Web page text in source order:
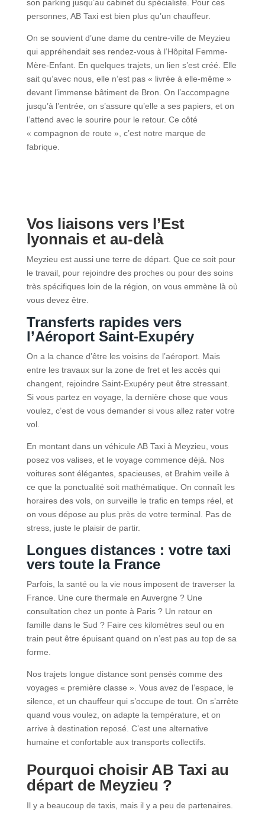
son parking jusqu’au cabinet du spécialiste. Pour ces
personnes, AB Taxi est bien plus qu’un chauffeur.
On se souvient d’une dame du centre-ville de Meyzieu
qui appréhendait ses rendez-vous à l’Hôpital Femme-
Mère-Enfant. En quelques trajets, un lien s’est créé. Elle
sait qu’avec nous, elle n’est pas « livrée à elle-même »
devant l’immense bâtiment de Bron. On l’accompagne
jusqu’à l’entrée, on s’assure qu’elle a ses papiers, et on
l’attend avec le sourire pour le retour. Ce côté
« compagnon de route », c’est notre marque de
fabrique.
Vos liaisons vers l’Est
lyonnais et au-delà
Meyzieu est aussi une terre de départ. Que ce soit pour
le travail, pour rejoindre des proches ou pour des soins
très spécifiques loin de la région, on vous emmène là où
vous devez être.
Transferts rapides vers
l’Aéroport Saint-Exupéry
On a la chance d’être les voisins de l’aéroport. Mais
entre les travaux sur la zone de fret et les accès qui
changent, rejoindre Saint-Exupéry peut être stressant.
Si vous partez en voyage, la dernière chose que vous
voulez, c’est de vous demander si vous allez rater votre
vol.
En montant dans un véhicule AB Taxi à Meyzieu, vous
posez vos valises, et le voyage commence déjà. Nos
voitures sont élégantes, spacieuses, et Brahim veille à
ce que la ponctualité soit mathématique. On connaît les
horaires des vols, on surveille le trafic en temps réel, et
on vous dépose au plus près de votre terminal. Pas de
stress, juste le plaisir de partir.
Longues distances : votre taxi
vers toute la France
Parfois, la santé ou la vie nous imposent de traverser la
France. Une cure thermale en Auvergne ? Une
consultation chez un ponte à Paris ? Un retour en
famille dans le Sud ? Faire ces kilomètres seul ou en
train peut être épuisant quand on n’est pas au top de sa
forme.
Nos trajets longue distance sont pensés comme des
voyages « première classe ». Vous avez de l’espace, le
silence, et un chauffeur qui s’occupe de tout. On s’arrête
quand vous voulez, on adapte la température, et on
arrive à destination reposé. C’est une alternative
humaine et confortable aux transports collectifs.
Pourquoi choisir AB Taxi au
départ de Meyzieu ?
Il y a beaucoup de taxis, mais il y a peu de partenaires.